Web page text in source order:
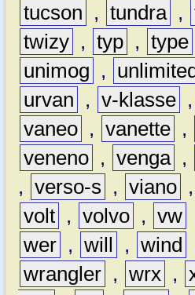
tucson
, tundra ,
twizy , typ , type
unimog
,
urvan
, v-klasse ,
vaneo , vanette ,
veneno , venga ,
, verso-s , viano ,
volt , volvo , vw
wer , will , wind
wrangler , wrx ,